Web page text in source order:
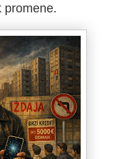
promene.